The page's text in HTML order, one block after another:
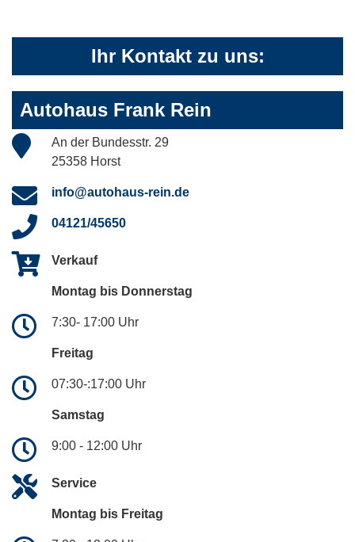
Ihr Kontakt zu uns:
Autohaus Frank Rein
An der Bundesstr. 29
25358 Horst
info@autohaus-rein.de
04121/45650
Verkauf
Montag bis Donnerstag
7:30- 17:00 Uhr
Freitag
07:30-:17:00 Uhr
Samstag
9:00 - 12:00 Uhr
Service
Montag bis Freitag